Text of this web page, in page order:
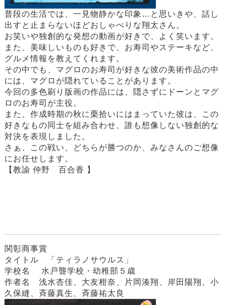
普段の生活では、一見物静かな印象…と思いきや、話し
出すと止まらないほどおしゃべりな翔太さん。
お笑いや独創的な発想の動画が好きで、よく笑います。
また、美味しいものも好きで、お寿司やステーキなど、
グルメ情報を教えてくれます。
その中でも、マグロのお寿司が好きな彼の美術作品の中
には、マグロが隠れていることがあります。
今回の多色刷り版画の作品には、隠さずにドーンとマグ
ロのお寿司が主役。
また、作成時期の秋に栗拾いにはまっていた彼は、この
好きなもの同士を組み合わせ、誰も想像しない独創的な
対決を表現しました。
さぁ、この戦い、どちらが勝つのか、みなさんのご想像
にお任せします。
【教諭 仲野 百合香 】
関彰商事賞
タイトル 「ティラノサウルス」
学校名 水戸聾学校・幼稚部５歳
作者名 浅水杏佳、大友柑奈、片岡湊翔、岸田陽翔、小
久保縫、斉藤真生、斉藤祐太良